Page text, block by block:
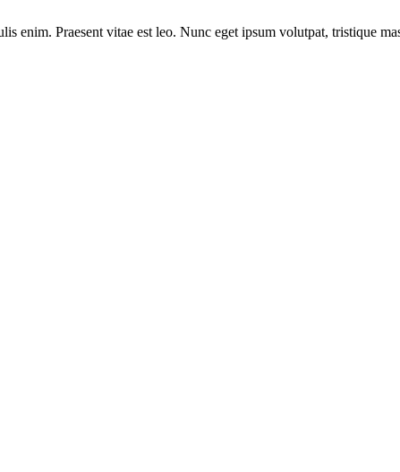
enim. Praesent vitae est leo. Nunc eget ipsum volutpat, tristique